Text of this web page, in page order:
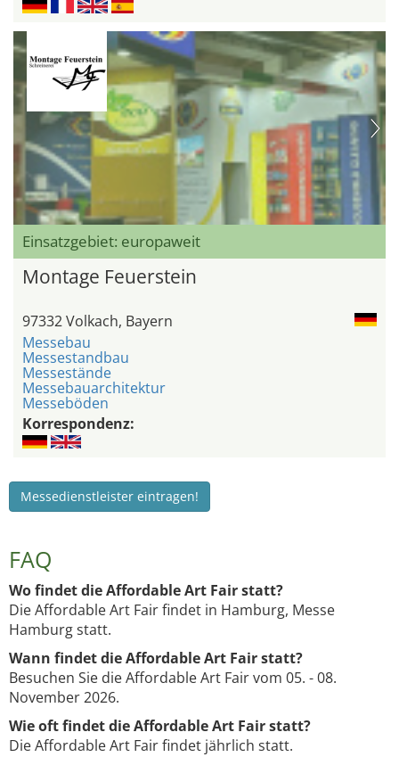
Einsatzgebiet: europaweit
Montage Feuerstein
97332 Volkach, Bayern
Messebau
Messestandbau
Messestände
Messebauarchitektur
Messeböden
Korrespondenz:
Messedienstleister eintragen!
FAQ
Wo findet die Affordable Art Fair statt?
Die Affordable Art Fair findet in Hamburg, Messe
Hamburg statt.
Wann findet die Affordable Art Fair statt?
Besuchen Sie die Affordable Art Fair vom 05. - 08.
November 2026.
Wie oft findet die Affordable Art Fair statt?
Die Affordable Art Fair findet jährlich statt.